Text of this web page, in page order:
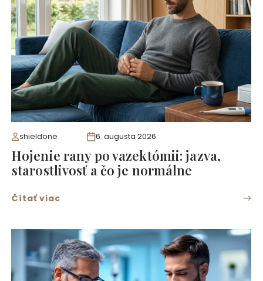
shieldone 6. augusta 2026
Hojenie rany po vazektómii: jazva,
starostlivosť a čo je normálne
Čítať viac